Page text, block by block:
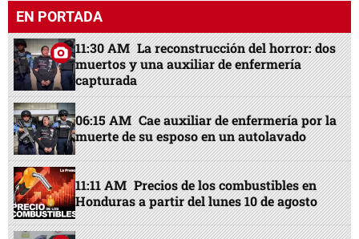
EN PORTADA
11:30 AM La reconstrucción del horror: dos
muertos y una auxiliar de enfermería
capturada
06:15 AM Cae auxiliar de enfermería por la
muerte de su esposo en un autolavado
11:11 AM Precios de los combustibles en
Honduras a partir del lunes 10 de agosto